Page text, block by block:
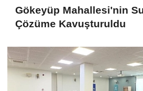
Gökeyüp Mahallesi'nin
Çözüme Kavuşturuldu